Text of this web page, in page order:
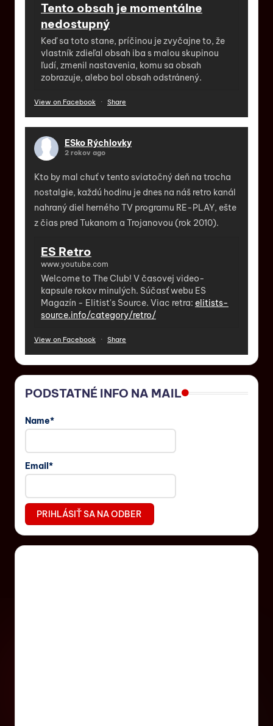
Tento obsah je momentálne
nedostupný
Keď sa toto stane, príčinou je zvyčajne to, že
vlastník zdieľal obsah iba s malou skupinou
ľudí, zmenil nastavenia, komu sa obsah
zobrazuje, alebo bol obsah odstránený.
View on Facebook · Share
ESko Rýchlovky
2 rokov ago
Kto by mal chuť v tento sviatočný deň na trocha
nostalgie, každú hodinu je dnes na náš retro kanál
nahraný diel herného TV programu RE-PLAY, ešte
z čias pred Tukanom a Trojanovou (rok 2010).
ES Retro
www.youtube.com
Welcome to The Club! V časovej video-
kapsule rokov minulých. Súčasť webu ES
Magazín - Elitist's Source. Viac retra: elitists-
source.info/category/retro/
View on Facebook · Share
PODSTATNÉ INFO NA MAIL
Name*
Email*